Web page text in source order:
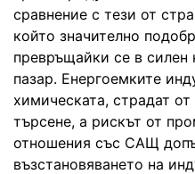
сравнение с тези от
който значително
превръщайки се в силен
пазар. Енергоемките
химическата, страдат
търсене, а рискът от
отношения със САЩ
възстановяването на